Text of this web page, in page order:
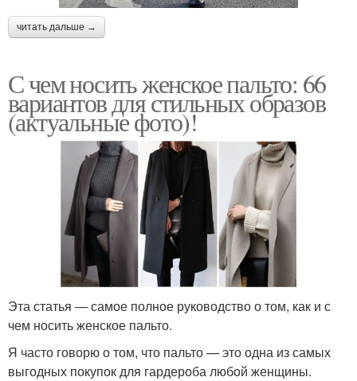
читать дальше →
С чем носить женское пальто: 66
вариантов для стильных образов
(актуальные фото)!
Эта статья — самое полное руководство о том, как и с
чем носить женское пальто.
Я часто говорю о том, что пальто — это одна из самых
выгодных покупок для гардероба любой женщины.